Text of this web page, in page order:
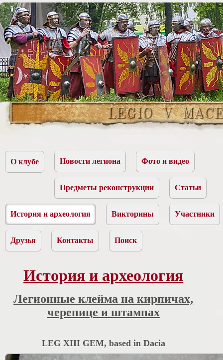
О клубе Новости легиона Фото и видео
Предметы реконструкции Статьи
История и археология Викторины Участники
Друзья Контакты Поиск
История и археология
Легионные клейма на кирпичах,
черепице и штампах
LEG XIII GEM, based in Dacia